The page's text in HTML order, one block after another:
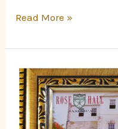
Read More »
Rose
Hall
és
a